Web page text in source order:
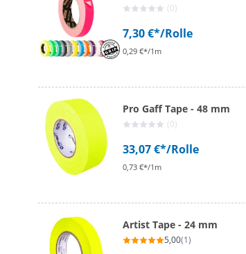
(0)
7,30 €*/Rolle
0,29 €*/1m
Pro Gaff Tape - 48 mm
(0)
33,07 €*/Rolle
0,73 €*/1m
Artist Tape - 24 mm
5,00(1)